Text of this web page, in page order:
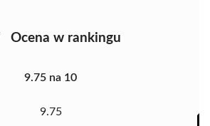
Ocena w rankingu
9.75 na 10
9.75